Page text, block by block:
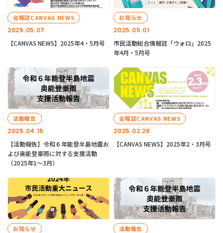
2025.05.07
会報誌CANVAS NEWS
【CANVAS NEWS】2025年4・5月号
2025.05.01
お知らせ
市民活動総合情報誌「ウォロ」2025
年4月・5月号
2025.04.15
活動報告
【活動報告】令和６年能登半島地震お
よび奥能登豪雨に対する支援活動
（2025年1〜3月）
2025.02.28
会報誌CANVAS NEWS
【CANVAS NEWS】2025年2・3月号
お知らせ 活動報告